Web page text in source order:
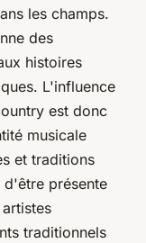
les champs.
des
histoires
L'influence
est donc
musicale
et traditions
d'être présente
traditionnels